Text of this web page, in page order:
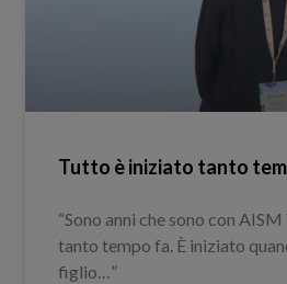
Tutto è iniziato tanto
“Sono anni che sono con
tanto tempo fa. È iniziato
figlio…”